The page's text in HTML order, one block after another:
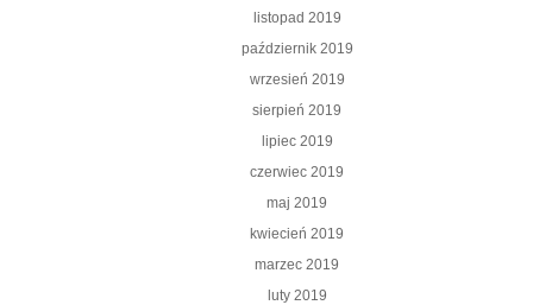
listopad 2019
październik 2019
wrzesień 2019
sierpień 2019
lipiec 2019
czerwiec 2019
maj 2019
kwiecień 2019
marzec 2019
luty 2019